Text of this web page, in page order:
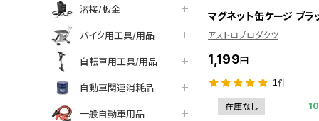
溶接/板金
バイク用工具/用品
自転車用工具/用品
自動車関連消耗品
一般自動車用品
マグネット缶ケージ ブラ
アストロプロダクツ
1,199円
1件
在庫なし